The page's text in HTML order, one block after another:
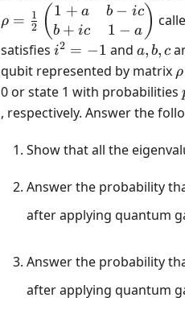
ρ = 2
1 ( 1 + a
b + ic
b − ic
1 − a)
satisfies i^2
=
-1
i2 = −1 and a,
b,
c
a, b, c
qubit represented by matrix ρ
0 or state 1 with probabilities
, respectively. Answer the
Show that all the
Answer the probability
after applying quantum
Answer the probability
after applying quantum